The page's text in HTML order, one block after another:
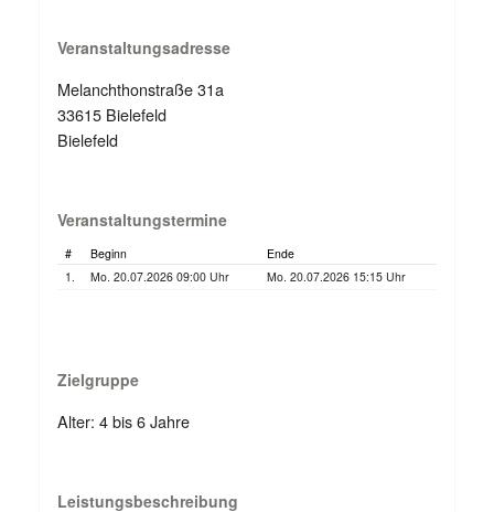
Veranstaltungsadresse
Melanchthonstraße 31a
33615 Bielefeld
Bielefeld
Veranstaltungstermine
# Beginn
Ende
1.
Mo. 20.07.2026 09:00 Uhr Mo. 20.07.2026 15:15 Uhr
Zielgruppe
Alter: 4 bis 6 Jahre
Leistungsbeschreibung